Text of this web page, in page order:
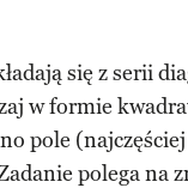
się z serii
w formie
pole
polega na